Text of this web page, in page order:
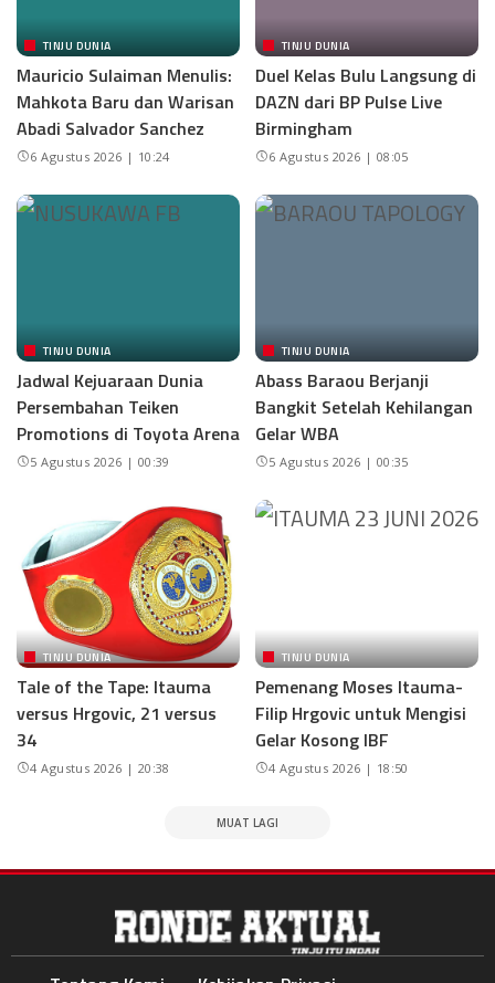
TINJU DUNIA
Mauricio Sulaiman Menulis:
Mahkota Baru dan Warisan
Abadi Salvador Sanchez
6 Agustus 2026 | 10:24
TINJU DUNIA
Duel Kelas Bulu Langsung di
DAZN dari BP Pulse Live
Birmingham
6 Agustus 2026 | 08:05
TINJU DUNIA
Jadwal Kejuaraan Dunia
Persembahan Teiken
Promotions di Toyota Arena
5 Agustus 2026 | 00:39
TINJU DUNIA
Abass Baraou Berjanji
Bangkit Setelah Kehilangan
Gelar WBA
5 Agustus 2026 | 00:35
TINJU DUNIA
Tale of the Tape: Itauma
versus Hrgovic, 21 versus
34
4 Agustus 2026 | 20:38
TINJU DUNIA
Pemenang Moses Itauma-
Filip Hrgovic untuk Mengisi
Gelar Kosong IBF
4 Agustus 2026 | 18:50
MUAT LAGI